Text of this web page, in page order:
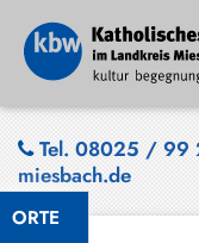
ORTE
Tel. 08025 / 99
miesbach.de
Bad
Wiessee
Bayrischzell